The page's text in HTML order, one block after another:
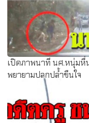
เปิดภาพนาที นศ.หนุ่มหื่
พยายามปลุกปล้ำขืนใจ